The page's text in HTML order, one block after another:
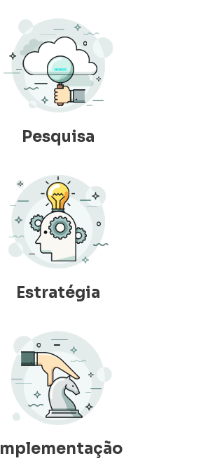
Pesquisa
Estratégia
Implementação